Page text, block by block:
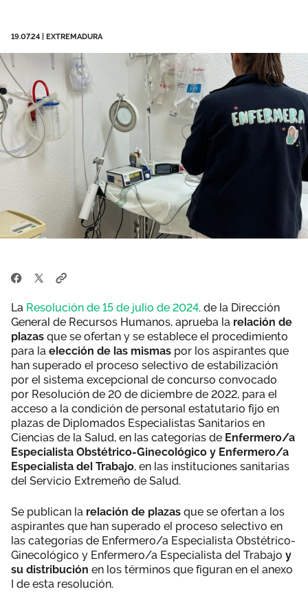
19.07.24 EXTREMADURA
La Resolución de 15 de julio de 2024, de la Dirección
General de Recursos Humanos, aprueba la relación de
plazas que se ofertan y se establece el procedimiento
para la elección de las mismas por los aspirantes que
han superado el proceso selectivo de estabilización
por el sistema excepcional de concurso convocado
por Resolución de 20 de diciembre de 2022, para el
acceso a la condición de personal estatutario fijo en
plazas de Diplomados Especialistas Sanitarios en
Ciencias de la Salud, en las categorías de Enfermero/a
Especialista Obstétrico-Ginecológico y Enfermero/a
Especialista del Trabajo, en las instituciones sanitarias
del Servicio Extremeño de Salud.
Se publican la relación de plazas que se ofertan a los
aspirantes que han superado el proceso selectivo en
las categorías de Enfermero/a Especialista Obstétrico-
Ginecológico y Enfermero/a Especialista del Trabajo y
su distribución en los términos que figuran en el anexo
I de esta resolución.